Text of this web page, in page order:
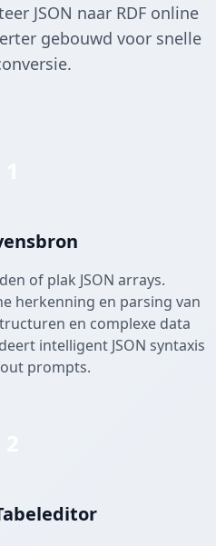
JSON naar RDF online
gebouwd voor snelle
of plak JSON arrays.
herkenning en parsing van
en complexe data
intelligent JSON syntaxis
prompts.